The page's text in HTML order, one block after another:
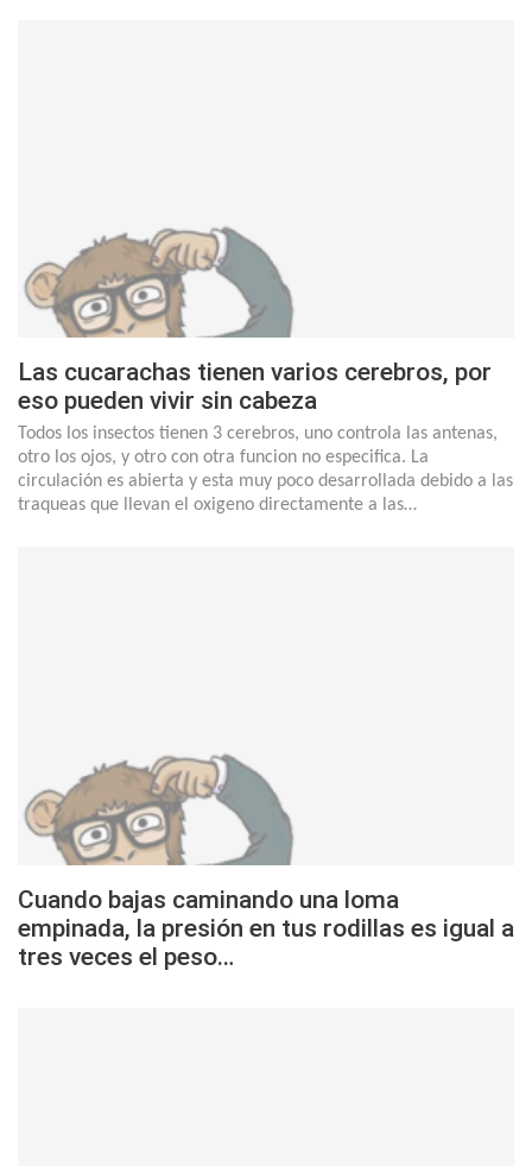
Las cucarachas tienen varios cerebros, por
eso pueden vivir sin cabeza
Todos los insectos tienen 3 cerebros, uno controla las antenas,
otro los ojos, y otro con otra funcion no especifica. La
circulación es abierta y esta muy poco desarrollada debido a las
traqueas que llevan el oxigeno directamente a las…
Cuando bajas caminando una loma
empinada, la presión en tus rodillas es igual a
tres veces el peso…